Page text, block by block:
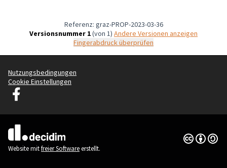
Referenz: graz-PROP-2023-03-36
Versionsnummer 1(von 1)
Andere Versionen anzeigen
Fingerabdruck überprüfen
Nutzungsbedingungen
Cookie Einstellungen
Graz Gemeinsam Gestalten auf Facebook
(Externer Link)
Website mitfreier Softwareerstellt.
Creative
(Externer